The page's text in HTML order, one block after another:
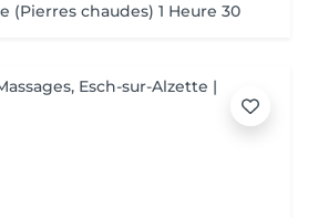
(Pierres chaudes) 1 Heure 30